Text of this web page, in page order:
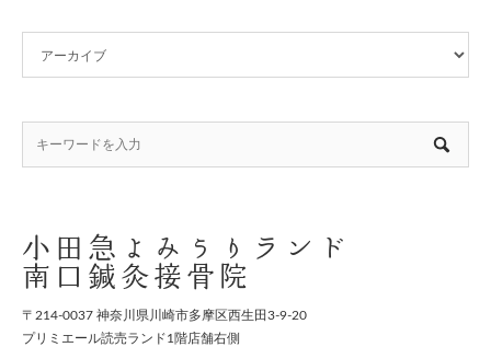
小田急よみうりランド
南口鍼灸接骨院
〒214-0037 神奈川県川崎市多摩区西生田3-9-20
プリミエール読売ランド1階店舗右側